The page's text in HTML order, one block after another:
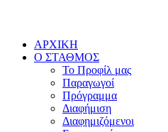
ΑΡΧΙΚΗ
Ο ΣΤΑΘΜΟΣ
Το Προφίλ μας
Παραγωγοί
Πρόγραμμα
Διαφήμιση
Διαφημιζόμενοι